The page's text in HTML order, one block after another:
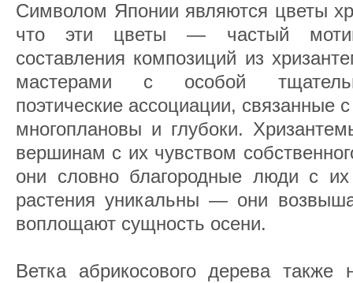
Символом Японии являются цветы
что эти цветы — частый мотив
составления композиций из
мастерами с особой
поэтические ассоциации, связанные
многоплановы и глубоки.
вершинам с их чувством
они словно благородные люди с
растения уникальны — они
воплощают сущность осени.
Ветка абрикосового дерева также